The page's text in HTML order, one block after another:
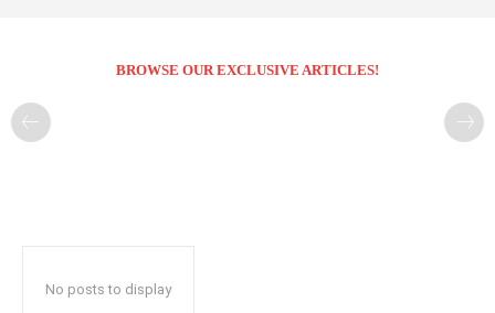
BROWSE OUR EXCLUSIVE ARTICLES!
No posts to display